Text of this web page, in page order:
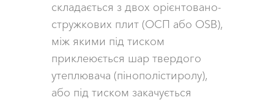
складається з двох орієнтовано-
стружкових плит (ОСП або OSB),
між якими під тиском
приклеюється шар твердого
утеплювача (пінополістиролу),
або під тиском закачується